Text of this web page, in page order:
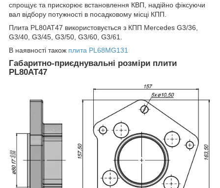
спрощує та прискорює встановлення КВП, надійно фіксуючи
вал відбору потужності в посадковому місці КПП.
Плита PL80AT47 використовується з КПП Mercedes G3/36,
G3/40, G3/45, G3/50, G3/60, G3/61.
В наявності також плита PL68MG131
Габаритно-приєднувальні розміри плити
PL80AT47